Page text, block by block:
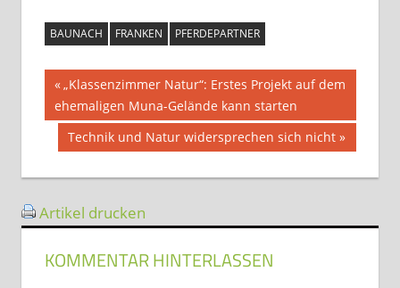
BAUNACH FRANKEN PFERDEPARTNER
Beitragsnavigation
Vorheriger
Beitrag:
„Klassenzimmer Natur“: Erstes Projekt auf dem
ehemaligen Muna-Gelände kann starten
Nächster
Beitrag:
Technik und Natur widersprechen sich nicht
Artikel drucken
KOMMENTAR HINTERLASSEN